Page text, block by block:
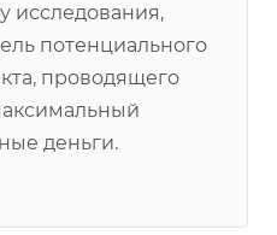
исследования,
потенциального
проводящего
деньги.